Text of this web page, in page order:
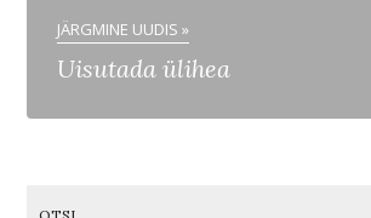
JÄRGMINE UUDIS »
Uisutada ülihea